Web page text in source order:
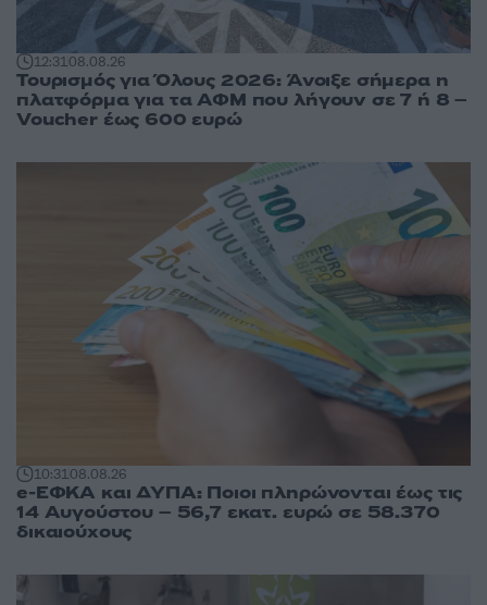
12:3108.08.26
Τουρισμός για Όλους 2026: Άνοιξε σήμερα η
πλατφόρμα για τα ΑΦΜ που λήγουν σε 7 ή 8 –
Voucher έως 600 ευρώ
10:3108.08.26
e-ΕΦΚΑ και ΔΥΠΑ: Ποιοι πληρώνονται έως τις
14 Αυγούστου – 56,7 εκατ. ευρώ σε 58.370
δικαιούχους